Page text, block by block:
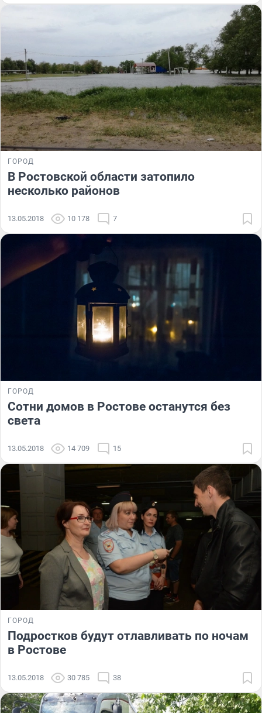
ГОРОД
В Ростовской области затопило
несколько районов
13.05.2018 10 178 7
ГОРОД
Сотни домов в Ростове останутся без
света
13.05.2018 14 709 15
ГОРОД
Подростков будут отлавливать по ночам
в Ростове
13.05.2018 30 785 38